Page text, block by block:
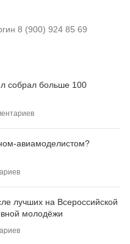
8 (900) 924 85 69
собрал больше 100
авиамоделистом?
лучших на Всероссийской
молодёжи